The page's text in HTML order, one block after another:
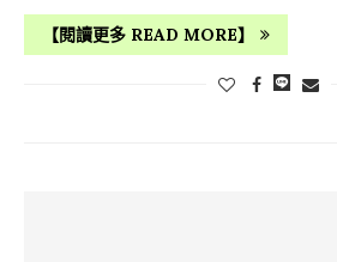
【閱讀更多 READ MORE】